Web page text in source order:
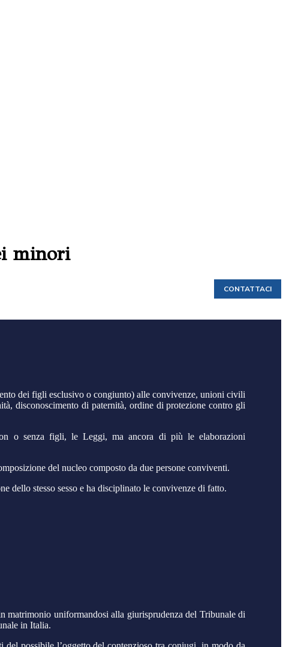
minori
CONTATTACI
dei figli esclusivo o congiunto) alle convivenze, unioni civili
disconoscimento di paternità, ordine di protezione contro gli
o senza figli, le Leggi, ma ancora di più le elaborazioni
del nucleo composto da due persone conviventi.
dello stesso sesso e ha disciplinato le convivenze di fatto.
matrimonio uniformandosi alla giurisprudenza del Tribunale di
in Italia.